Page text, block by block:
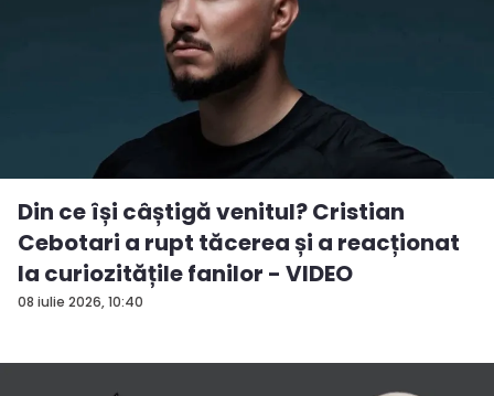
08 iulie 2026, 10:40
Din ce își câștigă venitul? Cristian
Cebotari a rupt tăcerea și a reacționat
la curiozitățile fanilor - VIDEO